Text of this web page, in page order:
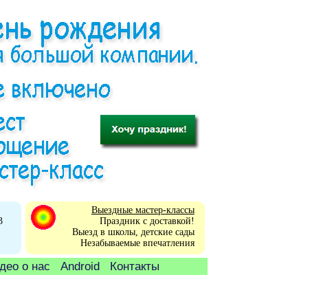
Выездные мастер-классы
Праздник с доставкой!
Выезд в школы, детские сады
Незабываемые впечатления
о нас Android Контакты